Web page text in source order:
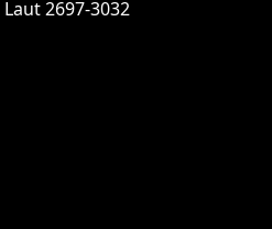
2697-3032